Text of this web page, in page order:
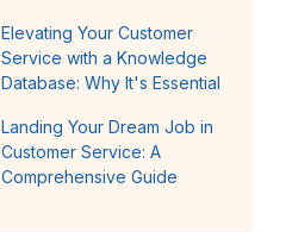
Elevating Your Customer
Service with a Knowledge
Database: Why It's Essential
Landing Your Dream Job in
Customer Service: A
Comprehensive Guide